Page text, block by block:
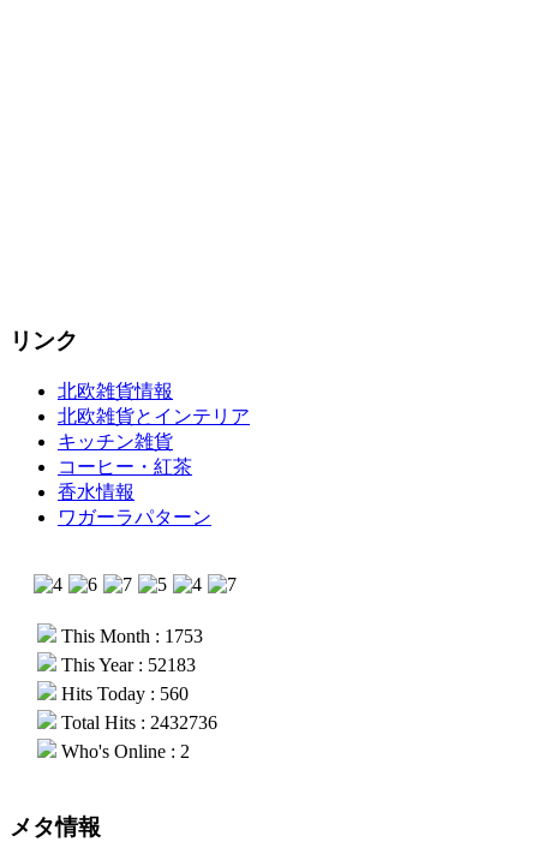
リンク
北欧雑貨情報
北欧雑貨とインテリア
キッチン雑貨
コーヒー・紅茶
香水情報
ワガーラパターン
This Month : 1753
This Year : 52183
Hits Today : 560
Total Hits : 2432736
Who's Online : 2
メタ情報